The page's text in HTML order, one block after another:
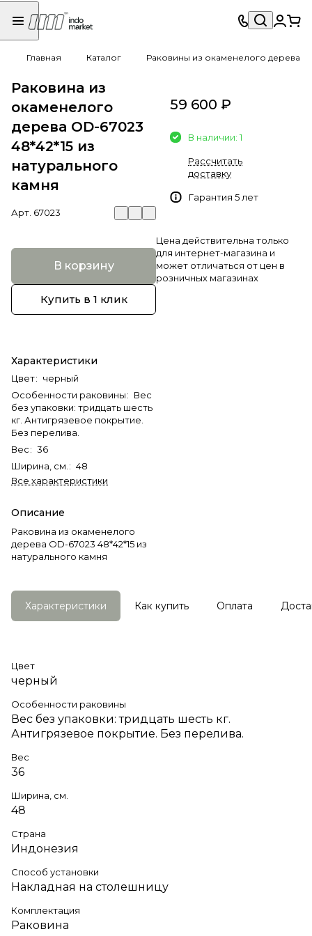
Главная Каталог Раковины из окаменелого дерева
Раковина из
окаменелого
дерева OD-67023
48*42*15 из
натурального
камня
Арт. 67023
В корзину
Купить в 1 клик
Характеристики
Цвет: черный
Особенности раковины: Вес
без упаковки: тридцать шесть
кг. Антигрязевое покрытие.
Без перелива.
Вес: 36
Ширина, см. : 48
Все характеристики
Описание
Раковина из окаменелого
дерева OD-67023 48*42*15 из
натурального камня
59 600 ₽
В наличии: 1
Рассчитать
доставку
Гарантия 5 лет
Цена действительна только
для интернет-магазина и
может отличаться от цен в
розничных магазинах
Характеристики Как купить Оплата
Цвет
черный
Особенности раковины
Вес без упаковки: тридцать шесть кг.
Антигрязевое покрытие. Без перелива.
Вес
36
Ширина, см.
48
Страна
Индонезия
Способ установки
Накладная на столешницу
Комплектация
Раковина